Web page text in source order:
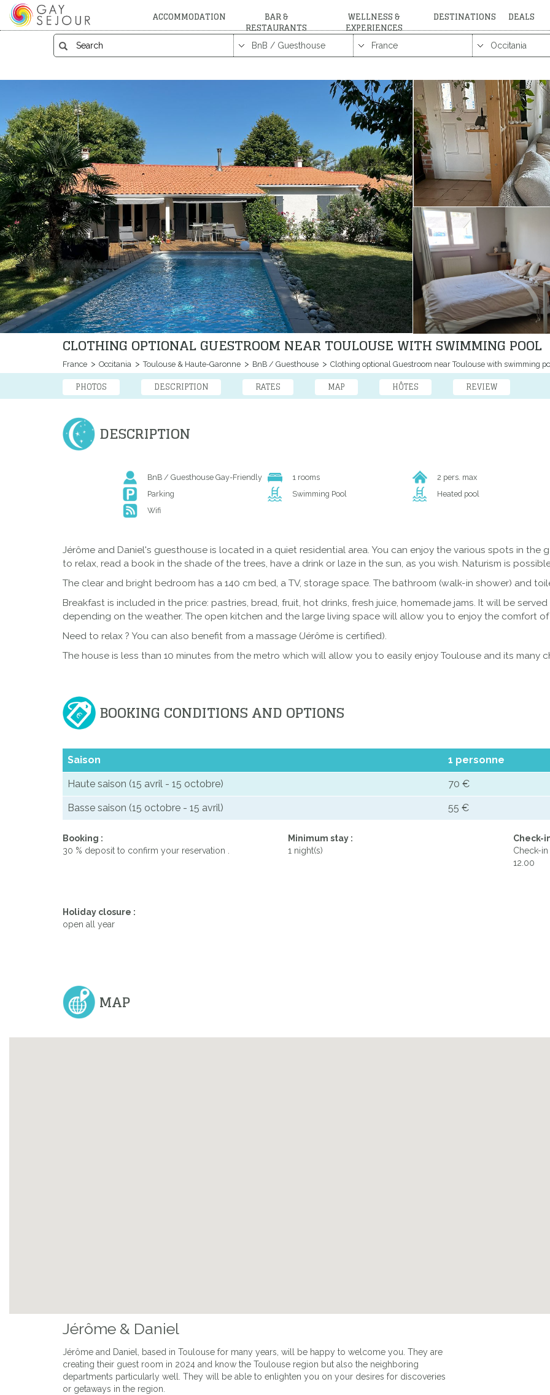
ACCOMMODATION BAR &
RESTAURANTS
WELLNESS &
EXPERIENCES
DESTINATIONS DEALS
CLOTHING OPTIONAL GUESTROOM NEAR TOULOUSE WITH SWIMMING POOL
France Occitania Toulouse & Haute-Garonne BnB / Guesthouse Clothing optional Guestroom near Toulouse with swimming
PHOTOS DESCRIPTION RATES MAP HÔTES REVIEW
DESCRIPTION
BnB / Guesthouse Gay-Friendly 1 rooms
2 pers. max
Parking
Swimming Pool
Heated pool
Wifi
Jérôme and Daniel's guesthouse is located in a quiet residential area. You can enjoy the various spots in
to relax, read a book in the shade of the trees, have a drink or laze in the sun, as you wish. Naturism is
The clear and bright bedroom has a 140 cm bed, a TV, storage space. The bathroom (walk-in shower) and
Breakfast is included in the price: pastries, bread, fruit, hot drinks, fresh juice, homemade jams. It will be
depending on the weather. The open kitchen and the large living space will allow you to enjoy the comfort
Need to relax ? You can also benefit from a massage (Jérôme is certified).
The house is less than 10 minutes from the metro which will allow you to easily enjoy Toulouse and its many
BOOKING CONDITIONS AND OPTIONS
Saison 1 personne
Haute saison (15 avril - 15 octobre) 70 €
Basse saison (15 octobre - 15 avril) 55 €
Booking :
30 % deposit to confirm your reservation .
Minimum stay :
1 night(s)
Check-
Check-
12.00
Holiday closure :
open all year
MAP
Jérôme & Daniel
Jérôme and Daniel, based in Toulouse for many years, will be happy to welcome you. They are
creating their guest room in 2024 and know the Toulouse region but also the neighboring
departments particularly well. They will be able to enlighten you on your desires for discoveries
or getaways in the region.